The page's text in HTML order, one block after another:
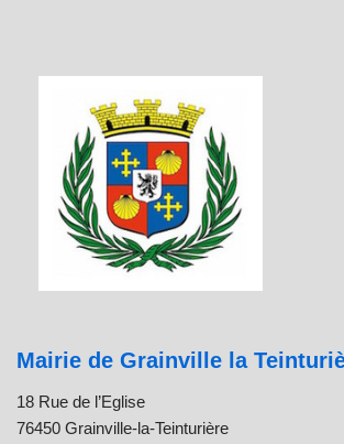
Mairie de Grainville la
18 Rue de l’Eglise
76450 Grainville-la-Teinturière